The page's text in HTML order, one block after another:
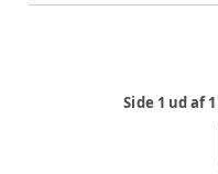
Side 1 ud af1